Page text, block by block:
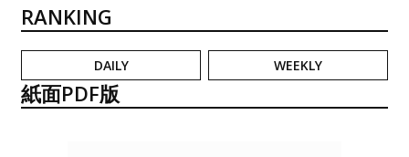
RANKING
DAILY WEEKLY
紙面PDF版